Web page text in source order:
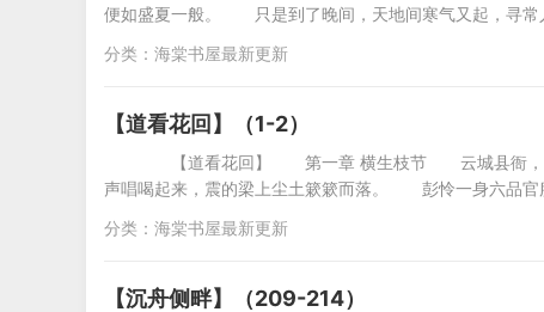
便如盛夏一般。 只是到了晚间，天地间寒气又起，寻常
分类： 海棠书屋最新更新
【道看花回】（1-2）
【道看花回】 第一章 横生枝节 云城县衙，
声唱喝起来，震的梁上尘土簌簌而落。 彭怜一身六品官
分类： 海棠书屋最新更新
【沉舟侧畔】（209-214）